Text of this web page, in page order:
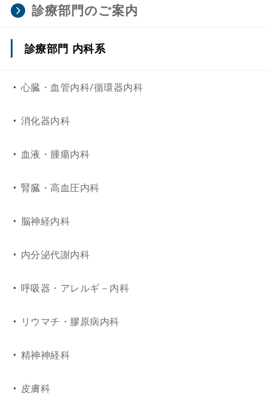
診療部門のご案内
診療部門 内科系
心臓・血管内科/循環器内科
消化器内科
血液・腫瘍内科
腎臓・高血圧内科
脳神経内科
内分泌代謝内科
呼吸器・アレルギ－内科
リウマチ・膠原病内科
精神神経科
皮膚科